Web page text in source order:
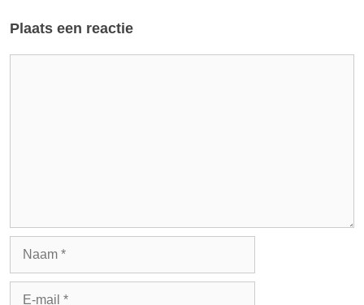
Plaats een reactie
Naam